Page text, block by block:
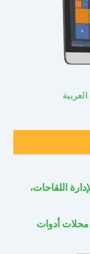
اللقاحات،
محلات أدوات